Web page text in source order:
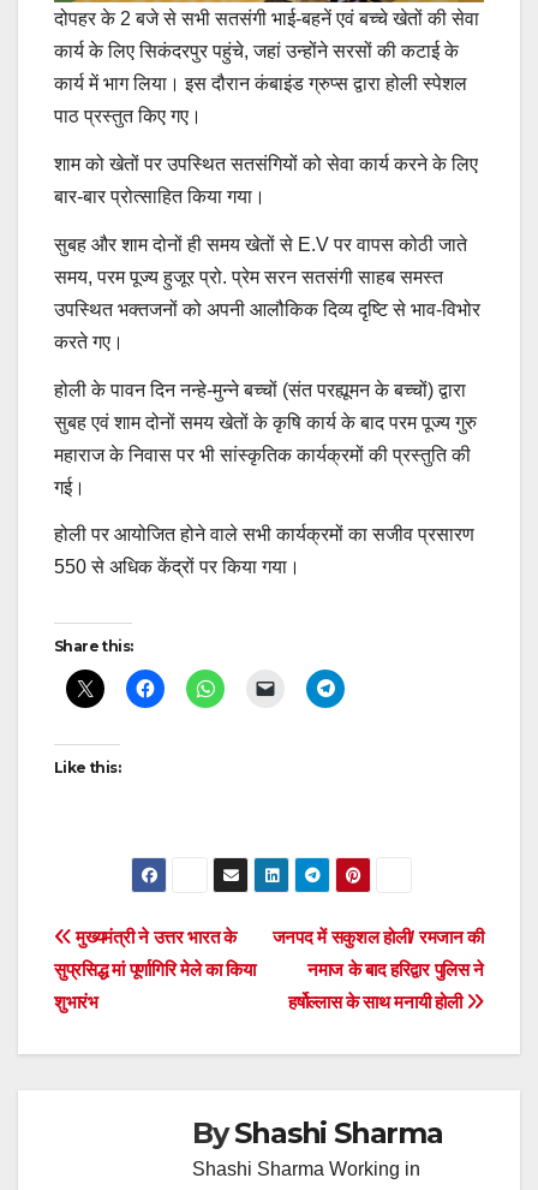
दोपहर के 2 बजे से सभी सतसंगी भाई-बहनें एवं बच्चे खेतों की सेवा
कार्य के लिए सिकंदरपुर पहुंचे, जहां उन्होंने सरसों की कटाई के
कार्य में भाग लिया। इस दौरान कंबाइंड ग्रुप्स द्वारा होली स्पेशल
पाठ प्रस्तुत किए गए।
शाम को खेतों पर उपस्थित सतसंगियों को सेवा कार्य करने के लिए
बार-बार प्रोत्साहित किया गया।
सुबह और शाम दोनों ही समय खेतों से E.V पर वापस कोठी जाते
समय, परम पूज्य हुजूर प्रो. प्रेम सरन सतसंगी साहब समस्त
उपस्थित भक्तजनों को अपनी आलौकिक दिव्य दृष्टि से भाव-विभोर
करते गए।
होली के पावन दिन नन्हे-मुन्ने बच्चों (संत परह्यूमन के बच्चों) द्वारा
सुबह एवं शाम दोनों समय खेतों के कृषि कार्य के बाद परम पूज्य गुरु
महाराज के निवास पर भी सांस्कृतिक कार्यक्रमों की प्रस्तुति की
गई।
होली पर आयोजित होने वाले सभी कार्यक्रमों का सजीव प्रसारण
550 से अधिक केंद्रों पर किया गया।
Continue
Reading
Share this:
Like this:
Post
navigation
जनपद में सकुशल होली/ रमजान की
नमाज के बाद हरिद्वार पुलिस ने
हर्षोल्लास के साथ मनायी होली
मुख्यमंत्री ने उत्तर भारत के
सुप्रसिद्ध मां पूर्णागिरि मेले का किया
शुभारंभ
ByShashi Sharma
Shashi Sharma Working in